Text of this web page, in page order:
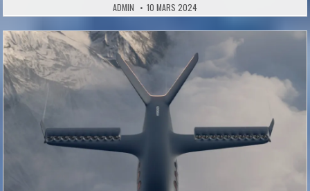
ADMIN 10 MARS 2024
Posted
in